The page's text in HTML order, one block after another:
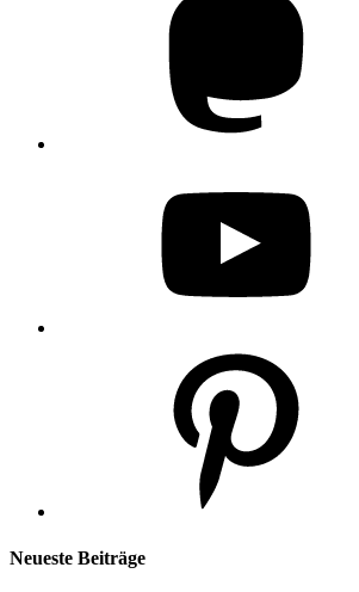
Neueste Beiträge